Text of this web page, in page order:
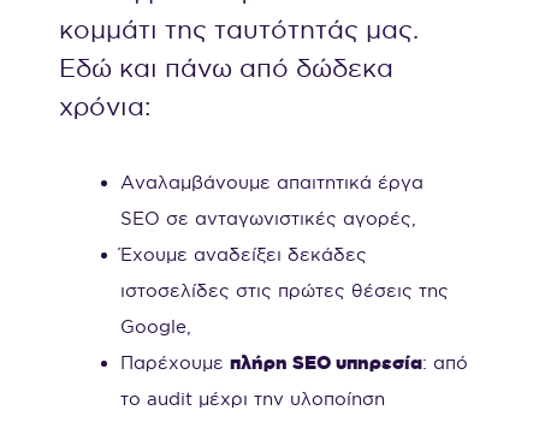
κομμάτι της ταυτότητάς μας.
Εδώ και πάνω από δώδεκα
χρόνια:
Αναλαμβάνουμε απαιτητικά έργα
SEO σε ανταγωνιστικές αγορές,
Έχουμε αναδείξει δεκάδες
ιστοσελίδες στις πρώτες θέσεις της
Google,
Παρέχουμε πλήρη SEO υπηρεσία: από
το audit μέχρι την υλοποίηση